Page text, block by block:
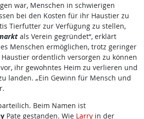
war, Menschen in schwierigen
bei den Kosten für ihr Haustier zu
Tierfutter zur Verfügung zu stellen,
als Verein gegründet“, erklärt
Menschen ermöglichen, trotz geringer
ordentlich versorgen zu können
ihr gewohntes Heim zu verlieren und
landen. „Ein Gewinn für Mensch und
Beim Namen ist
Pate gestanden. Wie Larryin der